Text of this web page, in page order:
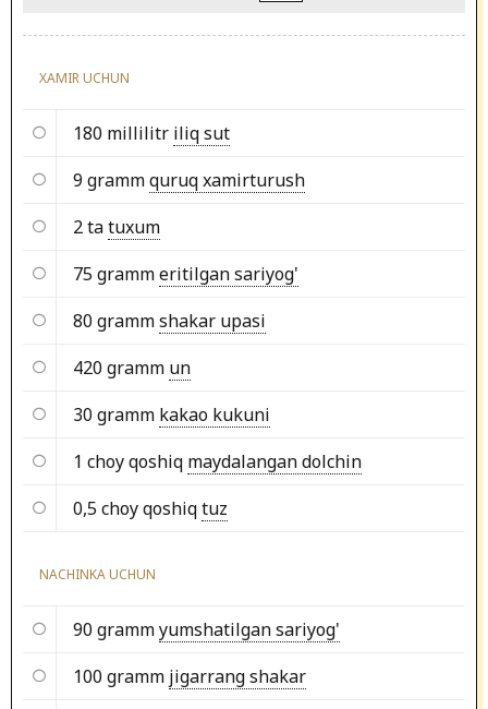
XAMIR UCHUN
180 millilitr iliq sut
9 grammquruq xamirturush
2 tatuxum
75 grammeritilgan sariyog'
80 grammshakar upasi
420 gramm un
30 gramm kakao kukuni
1 choy qoshiq maydalangan dolchin
0,5 choy qoshiqtuz
NACHINKA UCHUN
90 grammyumshatilgan sariyog'
100 gramm jigarrang shakar